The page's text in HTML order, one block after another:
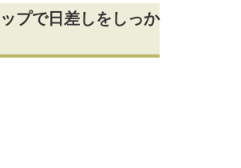
プで日差しをしっか